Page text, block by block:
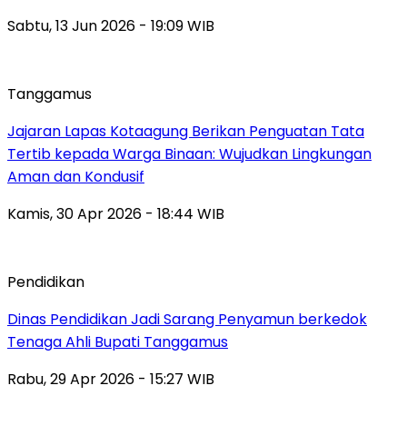
Sabtu, 13 Jun 2026 - 19:09 WIB
Tanggamus
Jajaran Lapas Kotaagung Berikan Penguatan Tata
Tertib kepada Warga Binaan: Wujudkan Lingkungan
Aman dan Kondusif
Kamis, 30 Apr 2026 - 18:44 WIB
Pendidikan
Dinas Pendidikan Jadi Sarang Penyamun berkedok
Tenaga Ahli Bupati Tanggamus
Rabu, 29 Apr 2026 - 15:27 WIB